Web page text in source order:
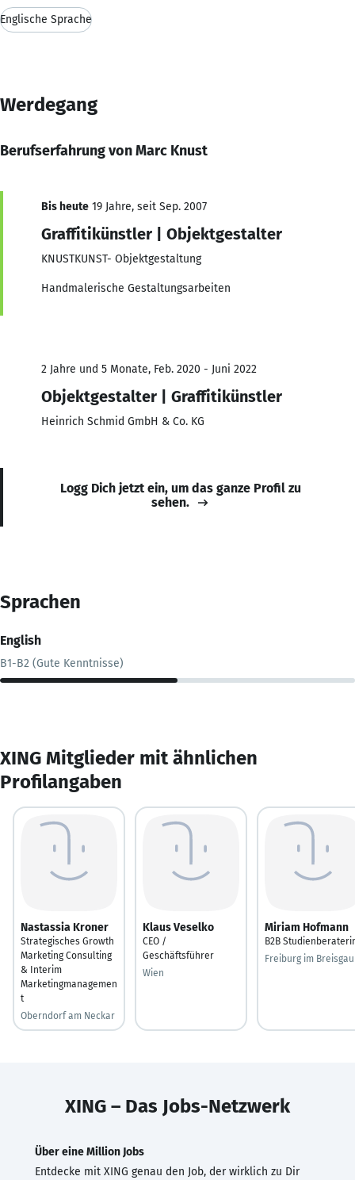
Englische Sprache
Werdegang
Berufserfahrung von Marc Knust
Bis heute 19 Jahre, seit Sep. 2007
Graffitikünstler | Objektgestalter
KNUSTKUNST- Objektgestaltung
Handmalerische Gestaltungsarbeiten
2 Jahre und 5 Monate, Feb. 2020 - Juni 2022
Objektgestalter | Graffitikünstler
Heinrich Schmid GmbH & Co. KG
Logg Dich jetzt ein, um das ganze Profil zu
sehen.
Sprachen
English
B1-B2 (Gute Kenntnisse)
XING Mitglieder mit ähnlichen
Profilangaben
Nastassia Kroner
Strategisches Growth
Marketing Consulting
& Interim
Marketingmanagemen
t
Oberndorf am Neckar
Klaus Veselko
CEO /
Geschäftsführer
Wien
Miriam Hofmann
B2B
Freiburg im Breisgau
XING – Das Jobs-Netzwerk
Über eine Million Jobs
Entdecke mit XING genau den Job, der wirklich zu Dir